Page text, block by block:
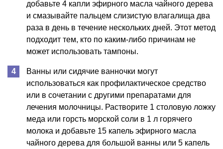
добавьте 4 капли эфирного масла чайного дерева
и смазывайте пальцем слизистую влагалища два
раза в день в течение нескольких дней. Этот метод
подходит тем, кто по каким-либо причинам не
может использовать тампоны.
Ванны или сидячие ванночки могут
использоваться как профилактическое средство
или в сочетании с другими препаратами для
лечения молочницы. Растворите 1 столовую ложку
меда или горсть морской соли в 1 л горячего
молока и добавьте 15 капель эфирного масла
чайного дерева для большой ванны или 5 капель